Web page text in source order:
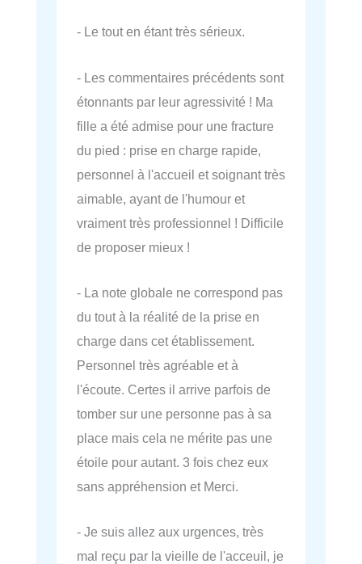
- Le tout en étant très sérieux.
- Les commentaires précédents sont
étonnants par leur agressivité ! Ma
fille a été admise pour une fracture
du pied : prise en charge rapide,
personnel à l'accueil et soignant très
aimable, ayant de l'humour et
vraiment très professionnel ! Difficile
de proposer mieux !
- La note globale ne correspond pas
du tout à la réalité de la prise en
charge dans cet établissement.
Personnel très agréable et à
l'écoute. Certes il arrive parfois de
tomber sur une personne pas à sa
place mais cela ne mérite pas une
étoile pour autant. 3 fois chez eux
sans appréhension et Merci.
- Je suis allez aux urgences, très
mal reçu par la vieille de l'acceuil, je